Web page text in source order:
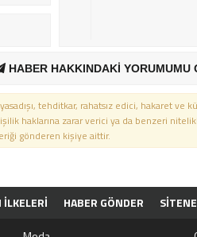
HABER HAKKINDAKİ YORUMUMU
tehditkar, rahatsız edici, hakaret ve
haklarına zarar verici ya da benzeri
gönderen kişiye aittir.
İLKELERI HABER GÖNDER